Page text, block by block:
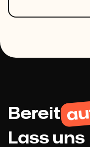
Bereit
Lass uns